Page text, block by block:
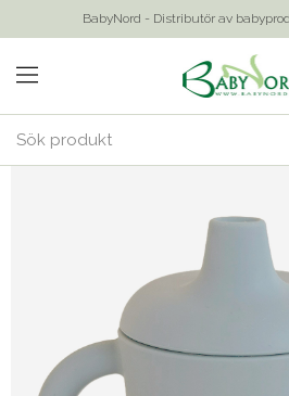
BabyNord - Distributör av